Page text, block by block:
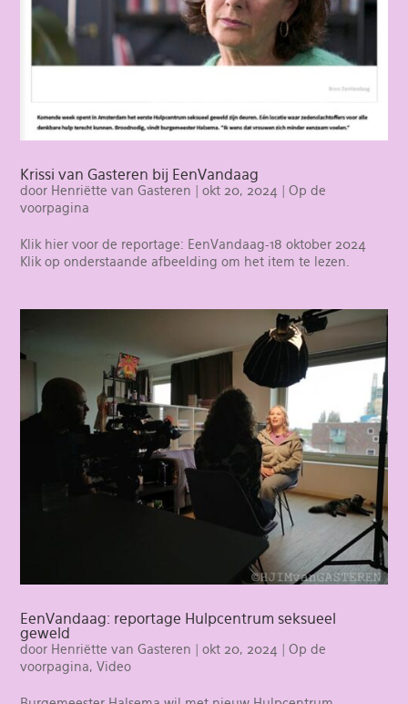
Krissi van Gasteren bij EenVandaag
door Henriëtte van Gasteren |okt 20, 2024 |Op de
voorpagina
Klik hier voor de reportage: EenVandaag-18 oktober 2024
Klik op onderstaande afbeelding om het item te lezen.
EenVandaag: reportage Hulpcentrum seksueel
geweld
door Henriëtte van Gasteren |okt 20, 2024 |Op de
voorpagina,Video